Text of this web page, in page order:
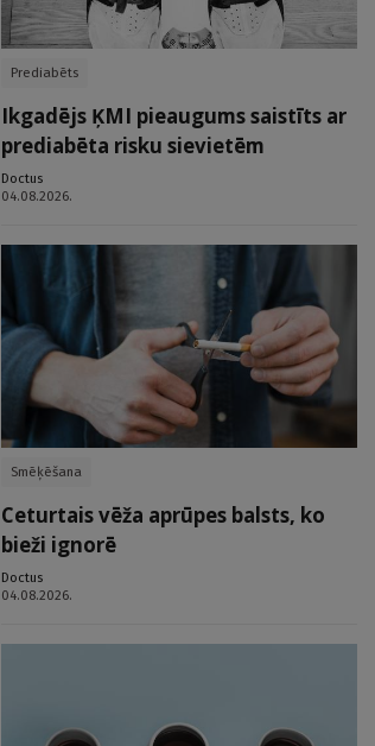
Prediabēts
Ikgadējs ĶMI pieaugums saistīts ar
prediabēta risku sievietēm
Doctus
04.08.2026.
Smēķēšana
Ceturtais vēža aprūpes balsts, ko
bieži ignorē
Doctus
04.08.2026.